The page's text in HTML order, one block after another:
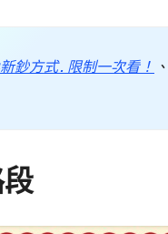
鈔方式.限制一次看！ 、